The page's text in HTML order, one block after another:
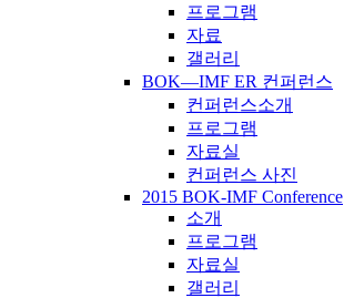
프로그램
자료
갤러리
BOK―IMF ER 컨퍼런스
컨퍼런스소개
프로그램
자료실
컨퍼런스 사진
2015 BOK-IMF Conference
소개
프로그램
자료실
갤러리